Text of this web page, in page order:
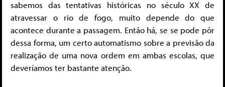
sabemos das tentativas históricas no século XX de
atravessar o rio de fogo, muito depende do que
acontece durante a passagem. Então há, se se pode pôr
dessa forma, um certo automatismo sobre a previsão da
realização de uma nova ordem em ambas escolas, que
deveríamos ter bastante atenção.